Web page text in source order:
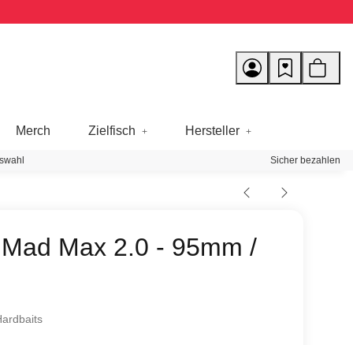
Merch Zielfisch Hersteller
Sicher bezahlen
Max 2.0 - 95mm /